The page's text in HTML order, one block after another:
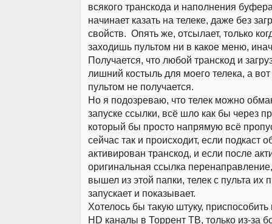
всякого транскода и наполнения
начинает казать на телеке, даже без
свойств. Опять же, отсылает, только
заходишь пультом ни в какое меню,
Получается, что любой транскод и
лишний костыль для моего телека, а вот
пультом не получается.
Но я подозреваю, что телек можно
запуске ссылки, всё шло как бы через
который бы просто напрямую всё
сейчас так и происходит, если подкаст
активирован транскод, и если после
оригинальная ссылка
вышел из этой папки, телек с пульта их
запускает и показывает.
Хотелось бы такую штуку, приспособить
HD каналы в Торрент ТВ, только из-за